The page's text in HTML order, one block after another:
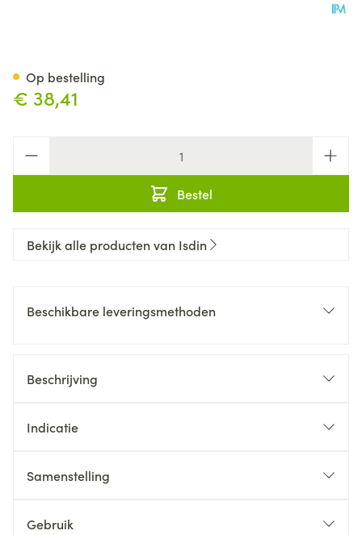
€ 38,41
Bestel
Op bestelling
Bekijk alle producten van Isdin
Beschikbare leveringsmethoden
Beschrijving
Indicatie
Samenstelling
Gebruik